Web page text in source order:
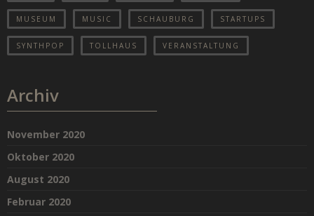
MUSEUM MUSIC SCHAUBURG STARTUPS
SYNTHPOP TOLLHAUS VERANSTALTUNG
Archiv
November 2020
Oktober 2020
August 2020
Februar 2020